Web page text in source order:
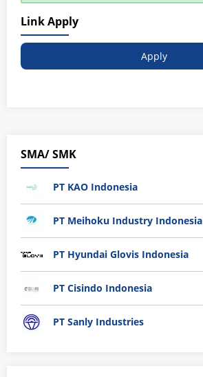
Link Apply
Apply
SMA/ SMK
PT KAO Indonesia
PT Meihoku Industry Indonesia
PT Hyundai Glovis Indonesia
PT Cisindo Indonesia
PT Sanly Industries